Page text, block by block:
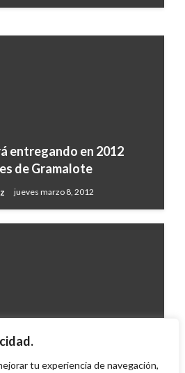
tu experiencia de navegación,
entregando en 2012
de Gramalote
jueves marzo 8, 2012
contra magistrado